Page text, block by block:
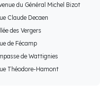
du Général Michel Bizot
Claude Decaen
des Vergers
de Fécamp
de Wattignies
Théodore-Hamont